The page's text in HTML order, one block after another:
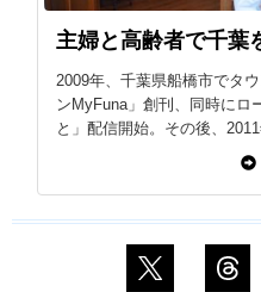
主婦と高齢者で千葉
2009年、千葉県船橋市でタ
ンMyFuna」創刊、同時にロ
と」配信開始。その後、